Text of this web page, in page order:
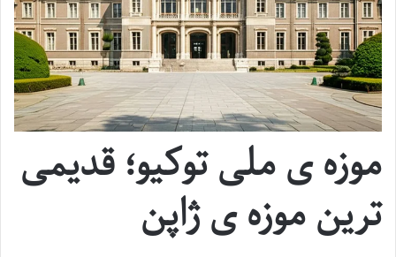
موزه ی ملی توکیو؛ قدیمی
ترین موزه ی ژاپن